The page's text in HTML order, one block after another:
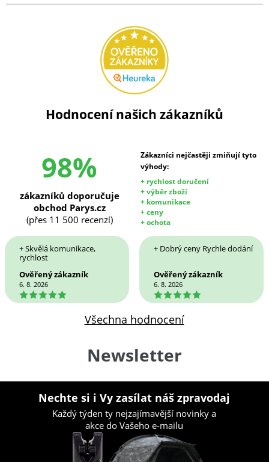
Hodnocení našich zákazníků
98%
Zákazníci nejčastěji zmiňují tyto
výhody:
+ rychlost doručení
+ výběr zboží
+ komunikace
+ ceny
+ ochota
zákazníků doporučuje
obchod Parys.cz
(přes 11 500 recenzí)
+ Skvělá komunikace,
rychlost
Ověřený zákazník
6. 8. 2026
5
+ Dobrý ceny Rychle dodání
Ověřený zákazník
6. 8. 2026
5
Všechna hodnocení
Newsletter
Nechte si i Vy zasílat náš zpravodaj
Každý týden ty nejzajímavější novinky a
akce do Vašeho e-mailu